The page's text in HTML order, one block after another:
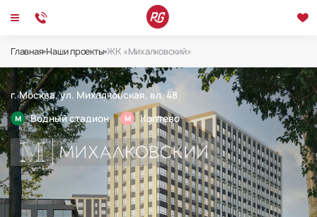
ЖК «Михалковский»
Главная Наши проекты ЖК «Михалковский»
M Водный стадион M Коптево
г. Москва, ул. Михалковская, вл. 48